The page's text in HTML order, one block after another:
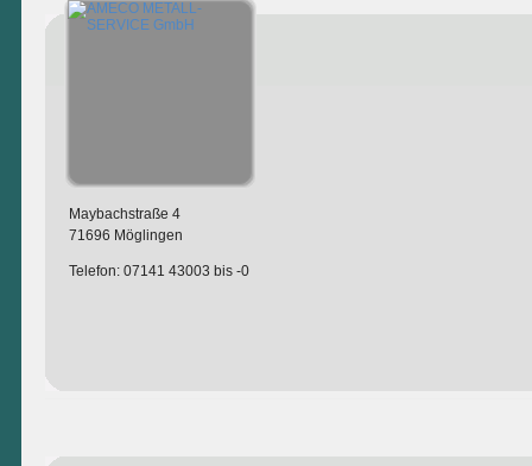
Maybachstraße 4
71696 Möglingen
Telefon: 07141 43003 bis -0